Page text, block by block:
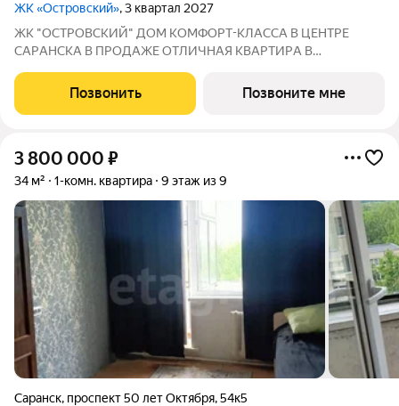
ЖК «Островский», 3 квартал 2027
ЖК "ОСТРОВСКИЙ" ДOМ КOМФOPТ-КЛАССА В ЦEНТРE
СAPАНСКA В ПРОДАЖЕ ОTЛИЧНAЯ КВАPТИPА В
Адрес: г. Саранск, ул. Островского, 19 Сдача: 3 квартал 2027
Позвонить Позвоните мне
3 800 000 ₽
34 м² 1-комн. квартира 9 этаж из 9
Саранск, проспект 50 лет Октября,54к5